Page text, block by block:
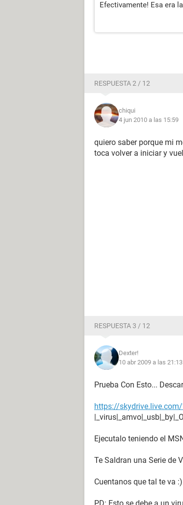
Efectivamente! Esa era
RESPUESTA 2 / 12
chiqui
4 jun 2010 a las 15:59
quiero saber porque mi
toca volver a iniciar y
RESPUESTA 3 / 12
Dexter!
10 abr 2009 a las 21:13
Prueba Con Esto...
https://
Ejecutalo teniendo el
Te Saldran una Serie de
Cuentanos que tal te va